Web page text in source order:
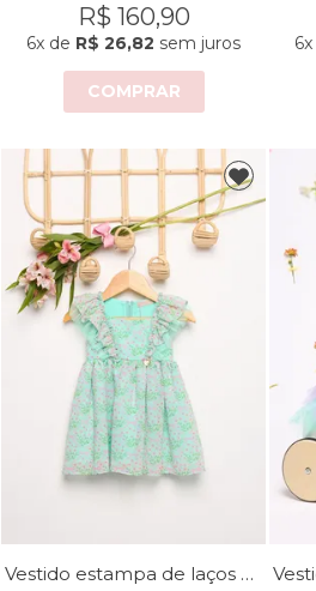
R$ 160,90
6x de R$ 26,82 sem juros
COMPRAR
6x
Vestido estampa de laços com babado